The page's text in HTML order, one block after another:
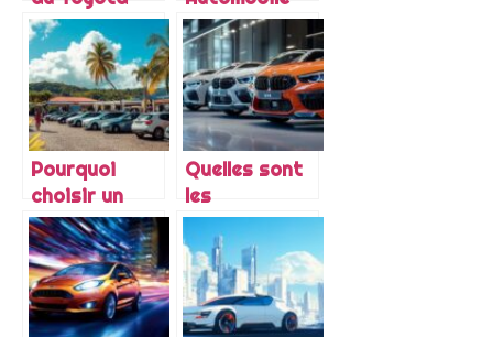
fiscaux
Proace City
Verso : Du
concept
initial au
bestseller
actuel
Expliquée par
les Vibrations
et Vitesse :
Essais
Routiers en
Voiture
Sportive
Pourquoi
choisir un
concessionnaire
en
Guadeloupe
pour l’achat
de votre
Quelles sont
les
principales
différences
entre la BMW
de base, M
Sport, M